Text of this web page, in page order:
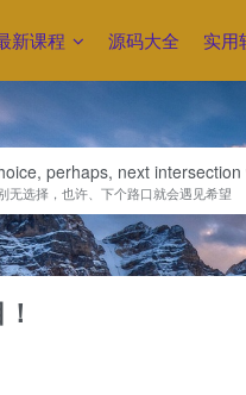
新课程 源码大全 实用
perhaps, next
无选择，也许、下个路口就会遇见希望